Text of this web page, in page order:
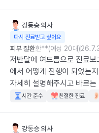
강동승의사
다시 진료받고 싶어요
피부 질환한**(여성 20대)
저반달에 여드름으로 진료
에서 어떻게 진행이 되었는
자세히 설명해주시고 바르
시간 준수 친절한 진료
강동승의사